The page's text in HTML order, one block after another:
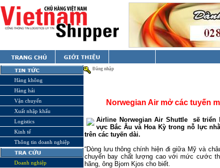
Hàng không
Hàng hải
Vận chuyển
Xuất nhập khẩu
Logistics
Kinh tế
Thông tin doanh nghiệp
Doanh nghiệp
Đăng nhập
Norwegian Air mở các tuyến
Airline Norwegian Air Shuttle
sẽ triển
vực Bắc Âu và Hoa Kỳ trong nỗ lực
trên các tuyến dài.
“Dòng lưu thông chính hiện đi giữa Mỹ và
chuyến bay chất lượng cao với mức cước
hãng, ông Bjorn Kjos cho biết.